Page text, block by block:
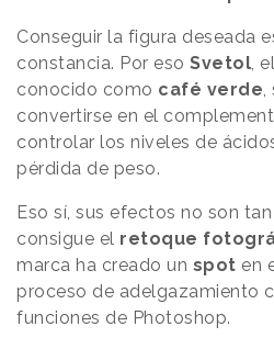
Conseguir la figura deseada
constancia. Por eso Svetol ,
conocido como café verde
convertirse en el
controlar los niveles de
pérdida de peso.
Eso sí, sus efectos no son
consigue el retoque
marca ha creado un spot en
proceso de adelgazamiento
funciones de Photoshop.